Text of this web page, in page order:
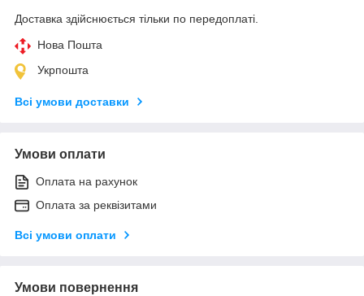
Доставка здійснюється тільки по передоплаті.
Нова Пошта
Укрпошта
Всі умови доставки
Умови оплати
Оплата на рахунок
Оплата за реквізитами
Всі умови оплати
Умови повернення